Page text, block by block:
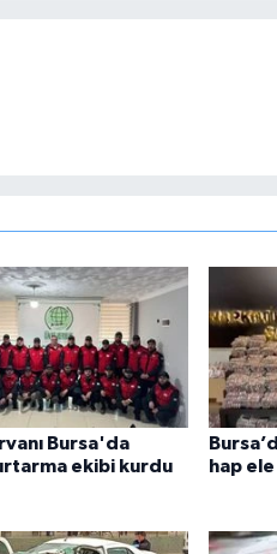
Bursa'da
ekibi kurdu
hap